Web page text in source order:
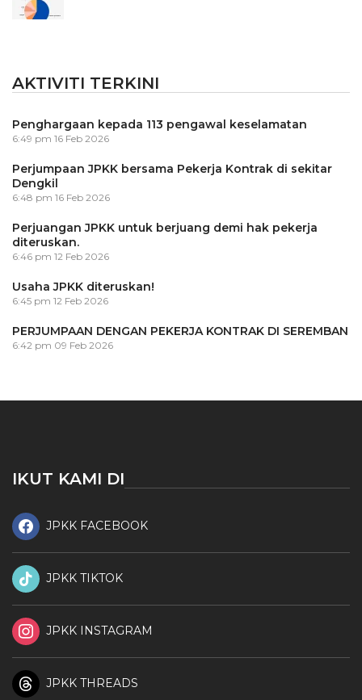
AKTIVITI TERKINI
Penghargaan kepada 113 pengawal keselamatan
6:49 pm 16 Feb 2026
Perjumpaan JPKK bersama Pekerja Kontrak di sekitar
Dengkil
6:48 pm 16 Feb 2026
Perjuangan JPKK untuk berjuang demi hak pekerja
diteruskan.
6:46 pm 12 Feb 2026
Usaha JPKK diteruskan!
6:45 pm 12 Feb 2026
PERJUMPAAN DENGAN PEKERJA KONTRAK DI SEREMBAN
6:42 pm 09 Feb 2026
IKUT KAMI DI
JPKK FACEBOOK
JPKK TIKTOK
JPKK INSTAGRAM
JPKK THREADS